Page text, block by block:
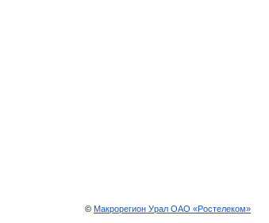
© Макрорегион Урал ОАО «Ростелеком»